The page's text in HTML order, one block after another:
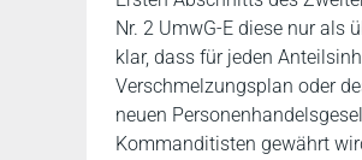
Nr. 2 UmwG-E diese nur als
klar, dass für jeden
Verschmelzungsplan oder
neuen
Kommanditisten gewährt